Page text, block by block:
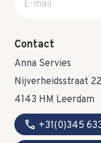
Contact
Anna Servies
Nijverheidsstraat 22
4143 HM Leerdam
call +31(0)345